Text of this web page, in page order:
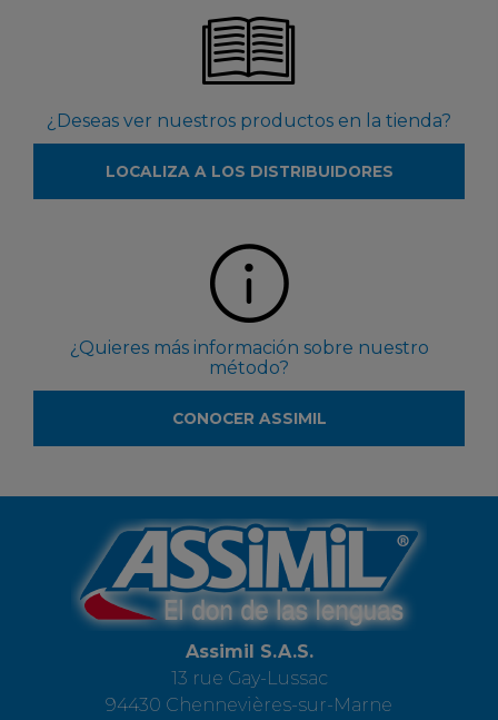
¿Deseas ver nuestros productos en la tienda?
LOCALIZA A LOS DISTRIBUIDORES
¿Quieres más información sobre nuestro
método?
CONOCER ASSIMIL
Assimil S.A.S.
13 rue Gay-Lussac
94430 Chennevières-sur-Marne